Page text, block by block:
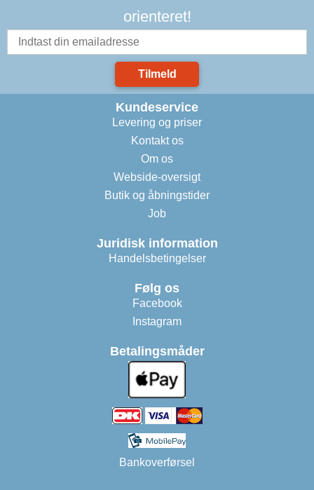
orienteret!
Tilmeld
Kundeservice
Levering og priser
Kontakt os
Om os
Webside-oversigt
Butik og åbningstider
Job
Juridisk information
Handelsbetingelser
Følg os
Facebook
Instagram
Betalingsmåder
Bankoverførsel